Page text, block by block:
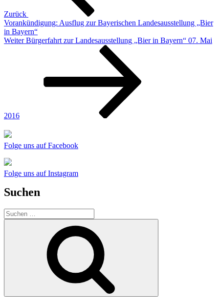
Zurück
Vorankündigung: Ausflug zur Bayerischen Landesausstellung „Bier
in Bayern“
Nächster
Weiter Bürgerfahrt zur Landesausstellung „Bier in Bayern“ 07. Mai
2016
Folge uns auf Facebook
Folge uns auf Instagram
Suchen
Suchen
nach: